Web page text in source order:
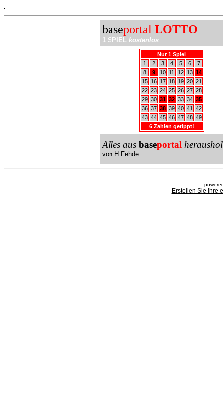
baseportal LOTTO
1 SPIEL kostenlos
Nur 1 Spiel
1
2 3 4 5 6
7
8
9 10 11 12 13 14
15
16 17 18 19 20 21
22 23 24 25 26 27 28
29 30 31 32 33 34 35
36 37 38 39 40 41
42
43 44 45 46 47 48 49
6 Zahlen getippt!
Alles aus baseportal
von H.Fehde
Erstellen Sie Ihre